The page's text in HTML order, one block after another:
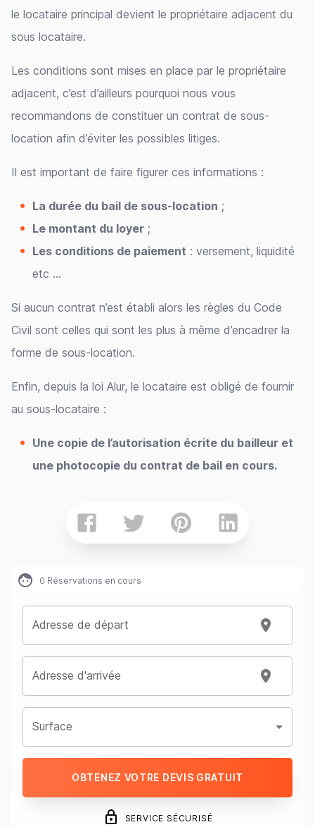
le locataire principal devient le propriétaire adjacent du
sous locataire.
Les conditions sont mises en place par le propriétaire
adjacent, c’est d’ailleurs pourquoi nous vous
recommandons de constituer un contrat de sous-
location afin d’éviter les possibles litiges.
Il est important de faire figurer ces informations :
La durée du bail de sous-location ;
Le montant du loyer ;
Les conditions de paiement : versement, liquidité
etc …
Si aucun contrat n’est établi alors les règles du Code
Civil sont celles qui sont les plus à même d’encadrer la
forme de sous-location.
Enfin, depuis la loi Alur, le locataire est obligé de fournir
au sous-locataire :
Une copie de l’autorisation écrite du bailleur et
une photocopie du contrat de bail en cours.
0 Réservations en cours
Adresse de départ
Adresse d'arrivée
Surface
OBTENEZ VOTRE DEVIS GRATUIT
SERVICE SÉCURISÉ